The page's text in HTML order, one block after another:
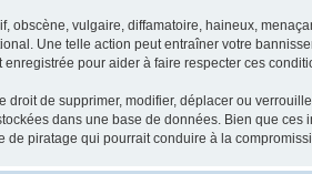
obscène, vulgaire, diffamatoire, haineux,
Une telle action peut entraîner votre
pour aider à faire respecter ces
droit de supprimer, modifier, déplacer ou
dans une base de données. Bien que
piratage qui pourrait conduire à la